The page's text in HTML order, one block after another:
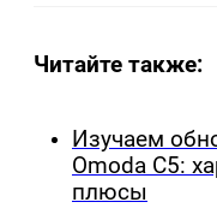
Читайте также:
Изучаем
Omoda C5:
плюсы